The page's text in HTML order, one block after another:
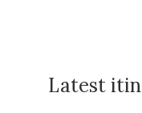
Latest